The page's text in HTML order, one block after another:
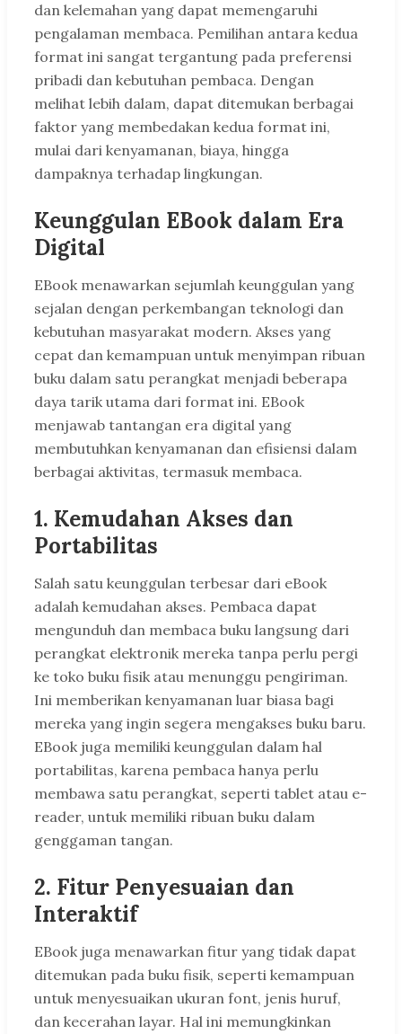
dan kelemahan yang dapat memengaruhi
pengalaman membaca. Pemilihan antara kedua
format ini sangat tergantung pada preferensi
pribadi dan kebutuhan pembaca. Dengan
melihat lebih dalam, dapat ditemukan berbagai
faktor yang membedakan kedua format ini,
mulai dari kenyamanan, biaya, hingga
dampaknya terhadap lingkungan.
Keunggulan EBook dalam Era
Digital
EBook menawarkan sejumlah keunggulan yang
sejalan dengan perkembangan teknologi dan
kebutuhan masyarakat modern. Akses yang
cepat dan kemampuan untuk menyimpan ribuan
buku dalam satu perangkat menjadi beberapa
daya tarik utama dari format ini. EBook
menjawab tantangan era digital yang
membutuhkan kenyamanan dan efisiensi dalam
berbagai aktivitas, termasuk membaca.
1. Kemudahan Akses dan
Portabilitas
Salah satu keunggulan terbesar dari eBook
adalah kemudahan akses. Pembaca dapat
mengunduh dan membaca buku langsung dari
perangkat elektronik mereka tanpa perlu pergi
ke toko buku fisik atau menunggu pengiriman.
Ini memberikan kenyamanan luar biasa bagi
mereka yang ingin segera mengakses buku baru.
EBook juga memiliki keunggulan dalam hal
portabilitas, karena pembaca hanya perlu
membawa satu perangkat, seperti tablet atau e-
reader, untuk memiliki ribuan buku dalam
genggaman tangan.
2. Fitur Penyesuaian dan
Interaktif
EBook juga menawarkan fitur yang tidak dapat
ditemukan pada buku fisik, seperti kemampuan
untuk menyesuaikan ukuran font, jenis huruf,
dan kecerahan layar. Hal ini memungkinkan